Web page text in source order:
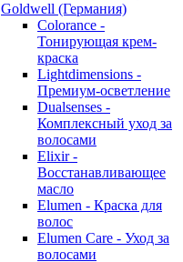
Goldwell (Германия)
Colorance -
Тонирующая крем-
краска
Lightdimensions -
Премиум-осветление
Dualsenses -
Комплексный уход за
волосами
Elixir -
Восстанавливающее
масло
Elumen - Краска для
волос
Elumen Care - Уход за
волосами